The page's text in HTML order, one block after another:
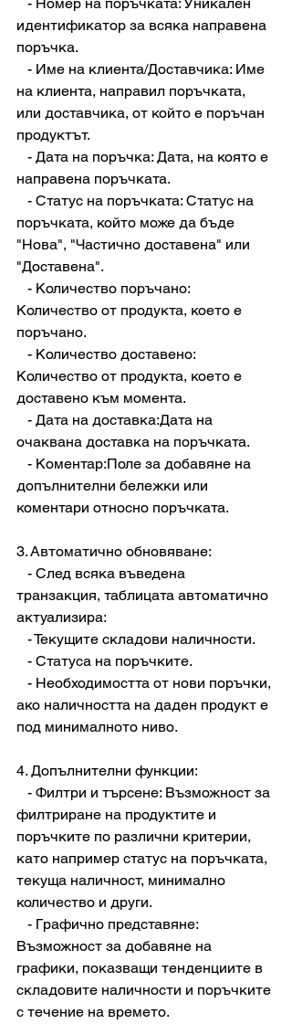
- Номер на поръчката: Уникален
идентификатор за всяка направена
поръчка.
- Име на клиента/Доставчика: Име
на клиента, направил поръчката,
или доставчика, от който е поръчан
продуктът.
- Дата на поръчка: Дата, на която е
направена поръчката.
- Статус на поръчката: Статус на
поръчката, който може да бъде
"Нова", "Частично доставена" или
"Доставена".
- Количество поръчано:
Количество от продукта, което е
поръчано.
- Количество доставено:
Количество от продукта, което е
доставено към момента.
- Дата на доставка:Дата на
очаквана доставка на поръчката.
- Коментар:Поле за добавяне на
допълнителни бележки или
коментари относно поръчката.
3. Автоматично обновяване:
- След всяка въведена
транзакция, таблицата автоматично
актуализира:
- Текущите складови наличности.
- Статуса на поръчките.
- Необходимостта от нови поръчки,
ако наличността на даден продукт е
под минималното ниво.
4. Допълнителни функции:
- Филтри и търсене: Възможност за
филтриране на продуктите и
поръчките по различни критерии,
като например статус на поръчката,
текуща наличност, минимално
количество и други.
- Графично представяне:
Възможност за добавяне на
графики, показващи тенденциите в
складовите наличности и поръчките
с течение на времето.